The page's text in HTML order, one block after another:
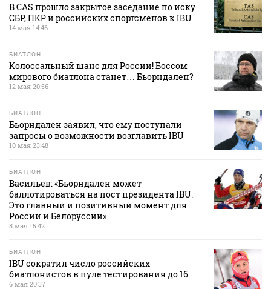
В CAS прошло закрытое заседание по иску
СБР, ПКР и российских спортсменов к IBU
14 мая 14:46
БИАТЛОН
Колоссальный шанс для России! Боссом
мирового биатлона станет… Бьорндален?
12 мая 20:56
БИАТЛОН
Бьорндален заявил, что ему поступали
запросы о возможности возглавить IBU
10 мая 23:48
БИАТЛОН
Васильев: «Бьорндален может
баллотироваться на пост президента IBU.
Это главный и позитивный момент для
России и Белоруссии»
8 мая 15:42
БИАТЛОН
IBU сократил число российских
биатлонистов в пуле тестирования до 16
6 мая 20:37